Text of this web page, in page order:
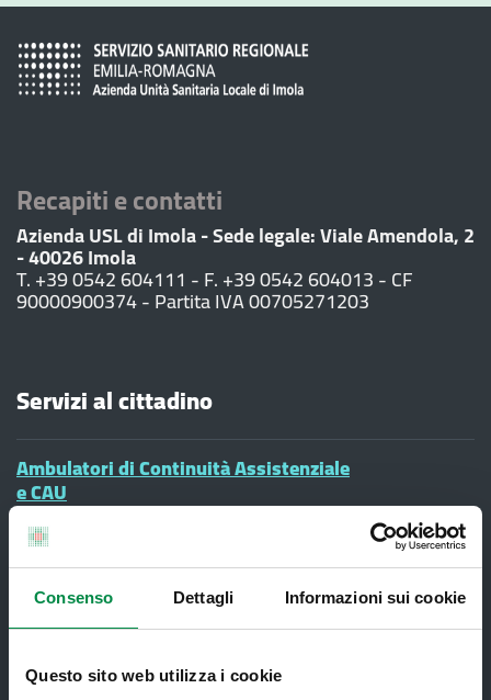
Consenso Dettagli Informazioni sui cookie
Questo sito web utilizza i cookie
Recapiti e contatti
Azienda USL di Imola - Sede legale: Viale Amendola, 2
- 40026 Imola
T. +39 0542 604111 - F. +39 0542 604013 - CF
90000900374 - Partita IVA 00705271203
Servizi al cittadino
Ambulatori di Continuità Assistenziale
e CAU
Assistenza sanitaria all'estero -
Assistenza sanitaria transfrontaliera
Consultorio Familiare
Direzione Assistenza Farmaceutica
Finanziamenti